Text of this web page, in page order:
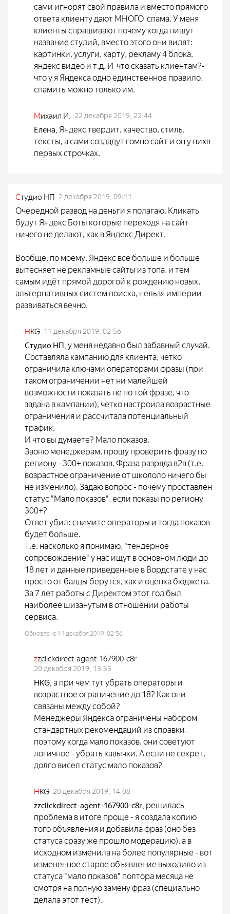
сами игнорят свой правила и вместо прямого
ответа клиенту дают МНОГО спама. У меня
клиенты спрашивают почему когда пишут
название студий, вместо этого они видят:
картинки, услуги, карту, рекламу 4 блока,
яндекс видео и т.д. И что сказать клиентам?-
что у я Яндекса одно единственное правило,
спамить можно только им.
Михаил И. 22 декабря 2019, 22:44
Елена Яндекс твердит, качество, стиль,
тексты, а сами создадут гомно сайт и он у нихв
первых строчках.
Студио НП 2 декабря 2019, 09:11
Очередной развод на деньги я полагаю. Кликать
будут Яндекс Боты которые переходя на сайт
ничего не делают, как в Яндекс Директ.
Вообще, по моему, Яндекс всё больше и больше
вытесняет не рекламные сайты из топа, и тем
самым идёт прямой дорогой к рождению новых,
альтернативных систем поиска, нельзя империи
развиваться вечно.
HKG 11 декабря 2019, 02:56
Студио НП у меня недавно был забавный случай.
Составляла кампанию для клиента, четко
ограничила ключами операторами фразы (при
таком ограничении нет ни малейшей
возможности показать не по той фразе, что
задана в кампании), четко настроила возрастные
ограничения и рассчитала потенциальный
трафик.
И что вы думаете? Мало показов.
Звоню менеджерам, прошу проверить фразу по
региону - 300+ показов. Фраза разряда в2в (т.е.
возрастное ограничение от школоло ничего бы
не изменило). Задаю вопрос - почему проставлен
статус "Мало показов", если показы по региону
300+?
Ответ убил: снимите операторы и тогда показов
будет больше.
Т.е. насколько я понимаю, "тендерное
сопровождение" у нас ищут в основном люди до
18 лет и данные приведенные в Вордстате у нас
просто от балды берутся, как и оценка бюджета.
За 7 лет работы с Директом этот год был
наиболее шизанутым в отношении работы
сервиса.
Обновлено 11 декабря 2019, 02:56
zzclickdirect-agent-167900-c8r
20 декабря 2019, 13:55
HKG а при чем тут убрать операторы и
возрастное ограничение до 18? Как они
связаны между собой?
Менеджеры Яндекса ограничены набором
стандартных рекомендаций из справки,
поэтому когда мало показов, они советуют
логичное - убрать кавычки. А если не секрет,
долго висел статус мало показов?
HKG 20 декабря 2019, 14:08
zzclickdirect-agent-167900-c8r решилась
проблема в итоге проще - я создала копию
того объявления и добавила фраз (оно без
статуса сразу же прошло модерацию), а в
исходном изменила на более популярные - вот
измененное старое объявление выходило из
статуса "мало показов" полтора месяца не
смотря на полную замену фраз (специально
делала этот тест).